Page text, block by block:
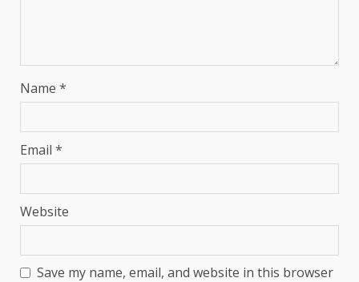
Name *
Email *
Website
Save my name, email, and website in this browser